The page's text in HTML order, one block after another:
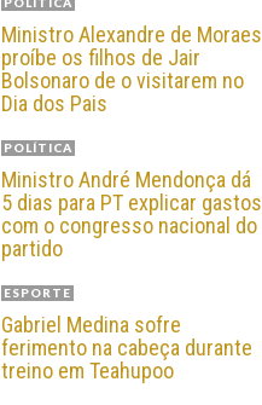
Ministro Alexandre de Moraes
proíbe os filhos de Jair
Bolsonaro de o visitarem no
Dia dos Pais
POLÍTICA
Ministro André Mendonça dá
5 dias para PT explicar gastos
com o congresso nacional do
partido
ESPORTE
Gabriel Medina sofre
ferimento na cabeça durante
treino em Teahupoo